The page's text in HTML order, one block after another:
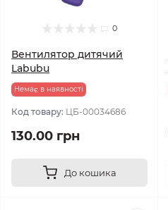
0
Вентилятор дитячий
Labubu
Немає в наявності
Код товару: ЦБ-00034686
130.00 грн
До кошика